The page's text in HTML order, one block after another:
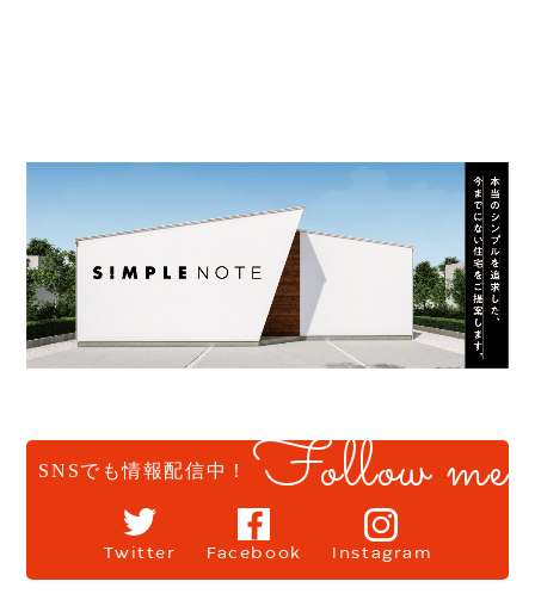
SNSでも情報配信中！ Follow me
Twitter Facebook Instagram